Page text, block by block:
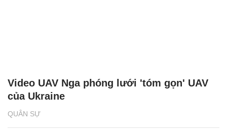
QUÂN SỰ
Video UAV Nga phóng lưới 'tóm gọn' UAV
của Ukraine